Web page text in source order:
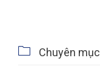
 Chuyên mục